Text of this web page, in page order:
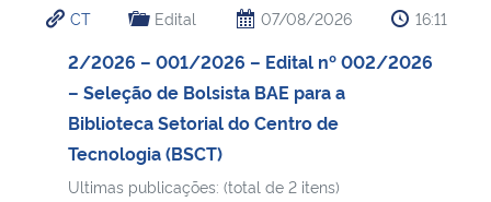
Ministério da Cidadania
Ministério de Minas e Energia
Ministério da Ciência, Tecnologia, Inovações e Comunicações
CT Edital 07/08/2026 16:11
2/2026 – 001/2026 – Edital nº 002/2026
– Seleção de Bolsista BAE para a
Biblioteca Setorial do Centro de
Tecnologia (BSCT)
Ultimas publicações: (total de 2 itens)